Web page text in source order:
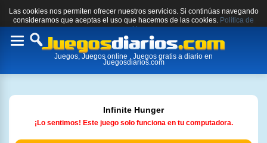
Las cookies nos permiten ofrecer nuestros servicios. Si continúas navegando
consideramos que aceptas el uso que hacemos de las cookies. Política de
cookies.
Toggle
Juegos, Juegos online , Juegos gratis a diario en
Juegosdiarios.com
Infinite Hunger
¡Lo sentimos! Este juego solo funciona en tu computadora.